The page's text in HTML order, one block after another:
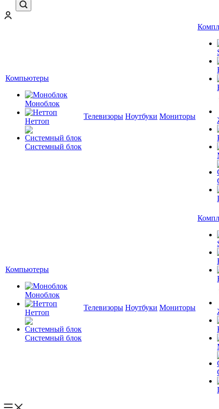
Компьютеры
Моноблок
Неттоп
Системный блок
Телевизоры Ноутбуки Мониторы
Компьютеры
Моноблок
Неттоп
Системный блок
Телевизоры Ноутбуки Мониторы